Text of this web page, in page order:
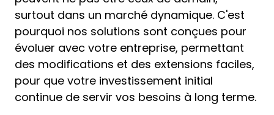
surtout dans un marché dynamique. C'est
pourquoi nos solutions sont conçues pour
évoluer avec votre entreprise, permettant
des modifications et des extensions faciles,
pour que votre investissement initial
continue de servir vos besoins à long terme.